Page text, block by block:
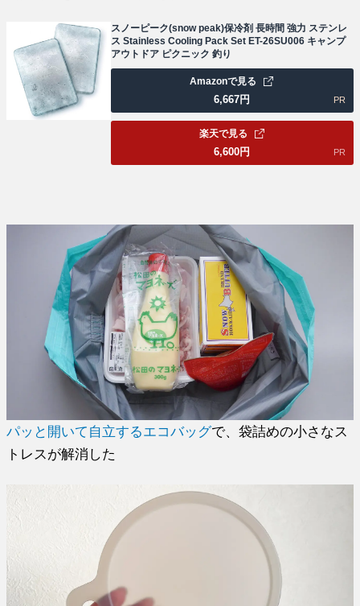
スノーピーク(snow peak)保冷剤 長時間 強力 ステンレ
ス Stainless Cooling Pack Set ET-26SU006 キャンプ
アウトドア ピクニック 釣り
6,667円
Amazonで見る
PR
6,600円
楽天で見る
PR
パッと開いて自立するエコバッグで、袋詰めの小さなス
トレスが解消した